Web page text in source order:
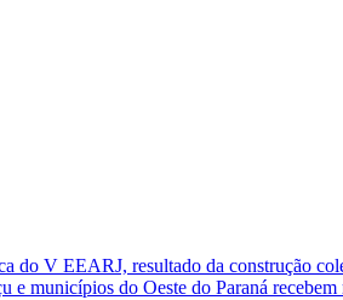
do V EEARJ, resultado da construção
e municípios do Oeste do Paraná